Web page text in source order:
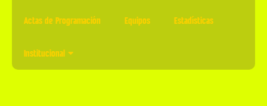
Actas de Programación Equipos Estadísticas
Institucional